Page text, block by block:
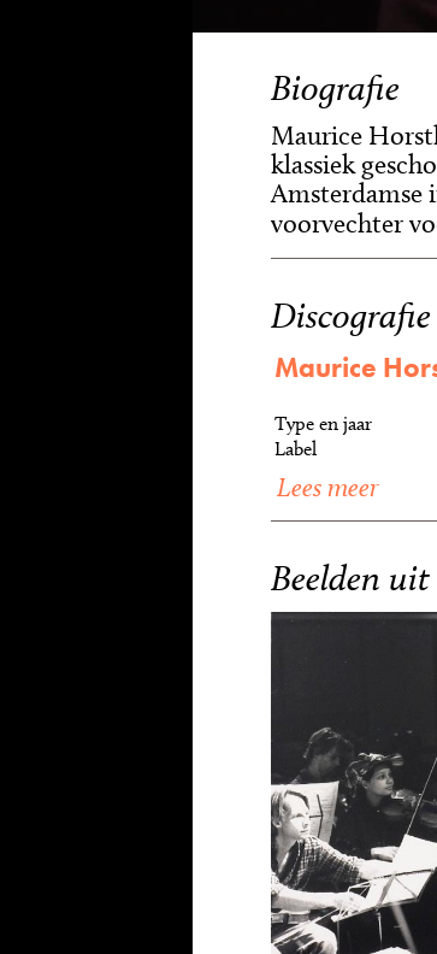
Biografie
Maurice
klassiek
Amsterdamse
voorvechter
Discografie
Maurice
Type en jaar
Label
Lees meer
Beelden